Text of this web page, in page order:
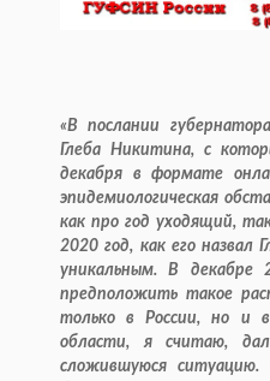
«В послании
Глеба Никитина, с
декабря в формате
эпидемиологическая
как про год уходящий,
2020 год, как его назвал
уникальным. В
предположить такое
только в России, но и
области, я считаю,
сложившуюся